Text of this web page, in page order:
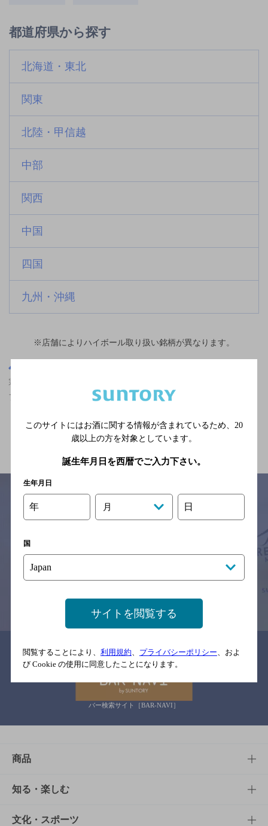
都道府県から探す
北海道・東北
関東
北陸・甲信越
中部
関西
中国
四国
九州・沖縄
※店舗によりハイボール取り扱い銘柄が異なります。
宗道駅(茨城県)周辺500m,マスターズドリームが飲める,オシャレな
フンイキ,クーポンありの神泡達人店
関連ページ
※それぞれのお店のメニューや営業時間などの掲載情報については、
予告なしに変更されることがありますので、
念のためお店にご確認の上ご来店くださいますようお願い申し上げま
情報提供：ぐるなび
関連リンク
バー検索サイト［BAR-NAVI］
商品
商品TOP
商品一覧
知る・楽しむ
知る・楽しむTOP
文化・スポーツ
このサイトにはお酒に関する情報が含まれているため、 20
歳以上の方を対象としています。
誕生年月日を西暦でご入力下さい。
生年月日
年 月 日
国
サイトを閲覧する
閲覧することにより、 利用規約、 プライバシーポリシー、およ
び Cookie の使用に同意したことになります。